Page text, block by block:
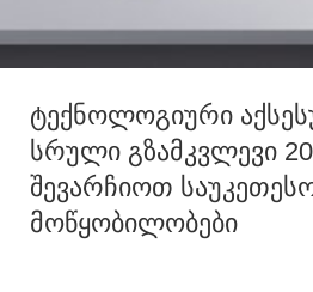
ტექნოლოგიური
სრული გზამკვლევი
შევარჩიოთ
მოწყობილობები